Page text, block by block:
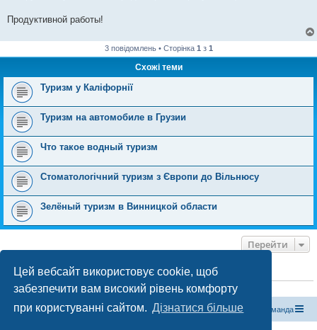
Цей вебсайт використовує cookie, щоб
забезпечити вам високий рівень комфорту
при користуванні сайтом. Дізнатися більше
Продуктивной работы!
3 повідомлень • Сторінка 1 з 1
Схожі теми
Туризм у Каліфорнії
Туризм на автомобиле в Грузии
Что такое водный туризм
Стоматологічний туризм з Європи до Вільнюсу
Зелёный туризм в Винницкой области
Перейти
ХТО ЗАРАЗ ОНЛАЙН
Зараз переглядають цей форум:ClaudeBot [бот ШІ]і 0 гостей
Магазин спорядження Туристичний форум «Рюкзак» Команда